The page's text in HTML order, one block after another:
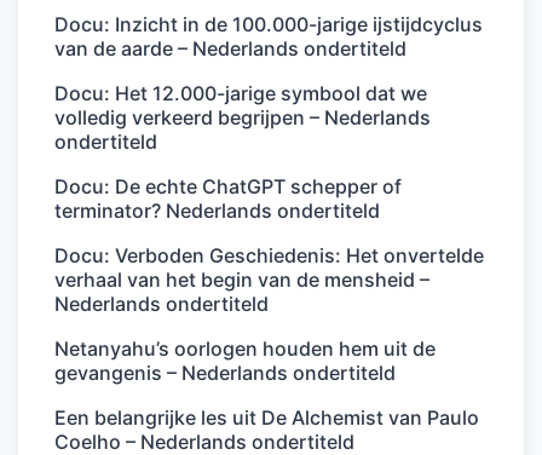
Docu: Inzicht in de 100.000-jarige ijstijdcyclus
van de aarde – Nederlands ondertiteld
Docu: Het 12.000-jarige symbool dat we
volledig verkeerd begrijpen – Nederlands
ondertiteld
Docu: De echte ChatGPT schepper of
terminator? Nederlands ondertiteld
Docu: Verboden Geschiedenis: Het onvertelde
verhaal van het begin van de mensheid –
Nederlands ondertiteld
Netanyahu’s oorlogen houden hem uit de
gevangenis – Nederlands ondertiteld
Een belangrijke les uit De Alchemist van Paulo
Coelho – Nederlands ondertiteld